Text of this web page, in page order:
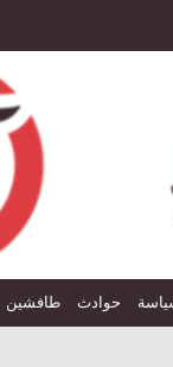
حوادث طافشين